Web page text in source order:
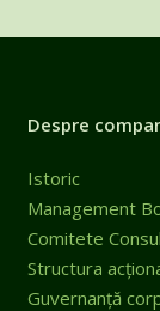
Despre
Istoric
Management
Comitete
Structura
Guvernanță